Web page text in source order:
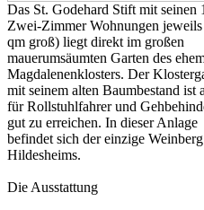
Das St. Godehard Stift mit seinen
Zwei-Zimmer Wohnungen
qm groß) liegt direkt im großen
mauerumsäumten Garten des
Magdalenenklosters. Der
mit seinem alten Baumbestand ist
für Rollstuhlfahrer und
gut zu erreichen. In dieser Anlage
befindet sich der einzige Weinberg
Hildesheims.
Die Ausstattung